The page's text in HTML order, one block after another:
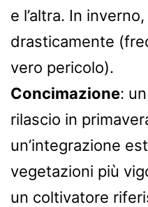
e l’altra. In
drasticamente
vero pericolo).
Concimazione:
rilascio in
un’integrazione
vegetazioni più
un coltivatore